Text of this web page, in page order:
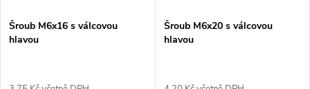
Šroub M6x16 s válcovou
hlavou
Šroub M6x20 s válcovou
hlavou